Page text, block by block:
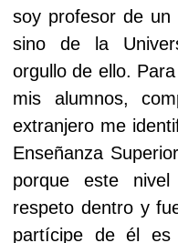
soy profesor de un
sino de la
orgullo de ello.
mis alumnos,
extranjero me
Enseñanza
porque este
respeto dentro y
partícipe de él es